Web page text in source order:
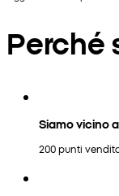
Perché
Siamo vicino
200 punti